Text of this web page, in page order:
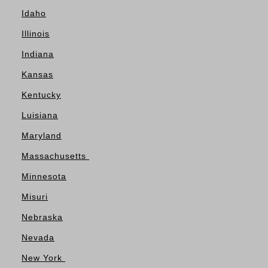
Idaho
Illinois
Indiana
Kansas
Kentucky
Luisiana
Maryland
Massachusetts
Minnesota
Misuri
Nebraska
Nevada
New York